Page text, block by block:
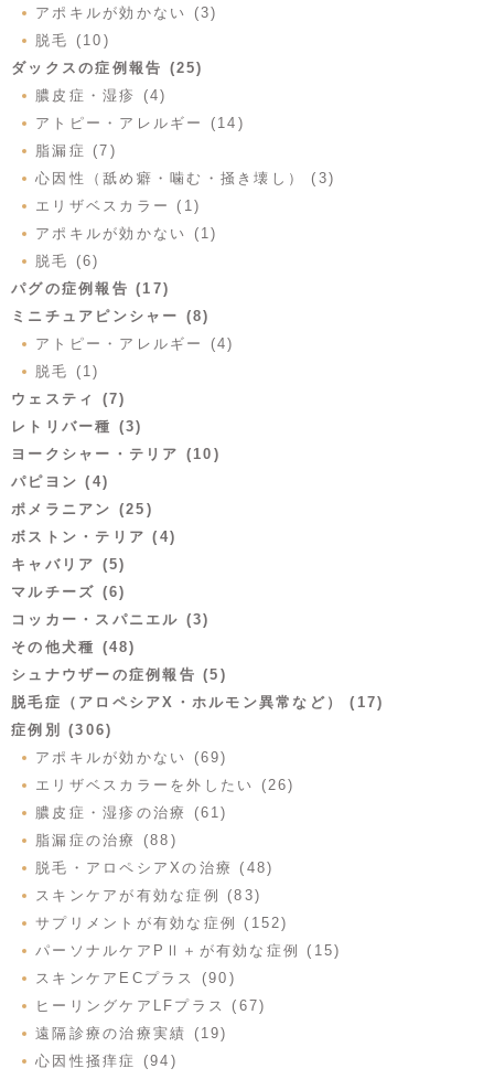
アポキルが効かない (3)
脱毛 (10)
ダックスの症例報告 (25)
膿皮症・湿疹 (4)
アトピー・アレルギー (14)
脂漏症 (7)
心因性（舐め癖・噛む・掻き壊し） (3)
エリザベスカラー (1)
アポキルが効かない (1)
脱毛 (6)
パグの症例報告 (17)
ミニチュアピンシャー (8)
アトピー・アレルギー (4)
脱毛 (1)
ウェスティ (7)
レトリバー種 (3)
ヨークシャー・テリア (10)
パピヨン (4)
ポメラニアン (25)
ボストン・テリア (4)
キャバリア (5)
マルチーズ (6)
コッカー・スパニエル (3)
その他犬種 (48)
シュナウザーの症例報告 (5)
脱毛症（アロペシアX・ホルモン異常など） (17)
症例別 (306)
アポキルが効かない (69)
エリザベスカラーを外したい (26)
膿皮症・湿疹の治療 (61)
脂漏症の治療 (88)
脱毛・アロペシアXの治療 (48)
スキンケアが有効な症例 (83)
サプリメントが有効な症例 (152)
パーソナルケアPⅡ＋が有効な症例 (15)
スキンケアECプラス (90)
ヒーリングケアLFプラス (67)
遠隔診療の治療実績 (19)
心因性掻痒症 (94)